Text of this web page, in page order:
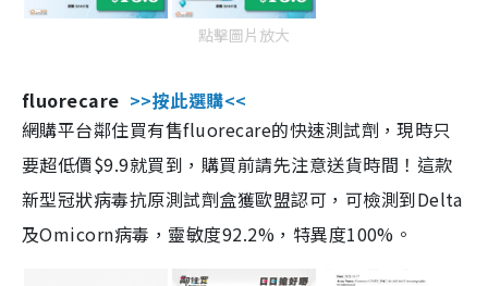
點擊圖片放大
fluorecare >>按此選購<<
網購平台鄰住買有售fluorecare的快速測試劑，現時只
要超低價$9.9就買到，購買前請先注意送貨時間！這款
新型冠狀病毒抗原測試劑盒獲歐盟認可，可檢測到Delta
及Omicorn病毒，靈敏度92.2%，特異度100%。